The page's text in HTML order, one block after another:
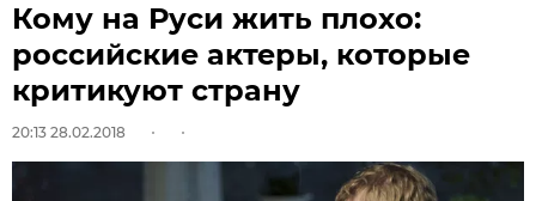
Кому на Руси жить плохо:
российские актеры, которые
критикуют страну
20:13 28.02.2018